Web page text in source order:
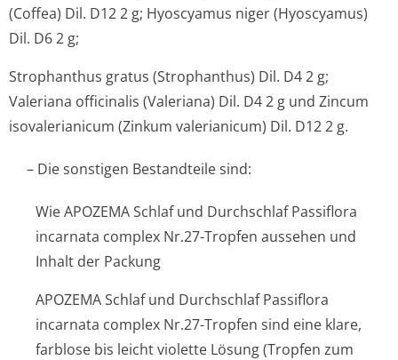
(Coffea) Dil. D12 2 g; Hyoscyamus niger (Hyoscyamus)
Dil. D6 2 g;
Strophanthus gratus (Strophanthus) Dil. D4 2 g;
Valeriana officinalis (Valeriana) Dil. D4 2 g und Zincum
isovalerianicum (Zinkum valerianicum) Dil. D12 2 g.
– Die sonstigen Bestandteile sind:
Wie APOZEMA Schlaf und Durchschlaf Passiflora
incarnata complex Nr.27-Tropfen aussehen und
Inhalt der Packung
APOZEMA Schlaf und Durchschlaf Passiflora
incarnata complex Nr.27-Tropfen sind eine klare,
farblose bis leicht violette Lösung (Tropfen zum